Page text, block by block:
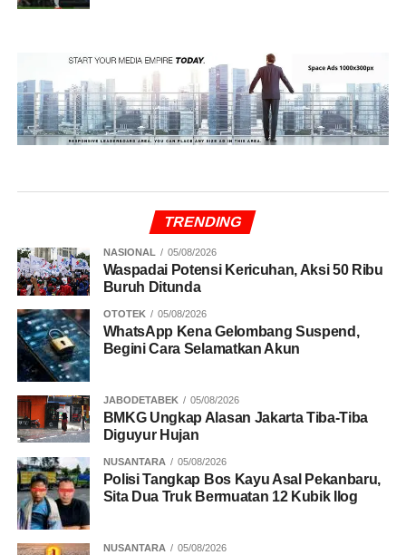
TRENDING
NASIONAL 05/08/2026
Waspadai Potensi Kericuhan, Aksi 50 Ribu
Buruh Ditunda
OTOTEK 05/08/2026
WhatsApp Kena Gelombang Suspend,
Begini Cara Selamatkan Akun
JABODETABEK 05/08/2026
BMKG Ungkap Alasan Jakarta Tiba-Tiba
Diguyur Hujan
NUSANTARA 05/08/2026
Polisi Tangkap Bos Kayu Asal Pekanbaru,
Sita Dua Truk Bermuatan 12 Kubik Ilog
NUSANTARA 05/08/2026